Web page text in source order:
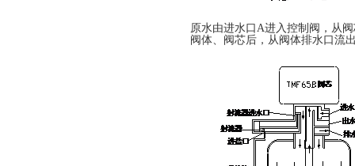
原水由进水口A进入控制阀，从
阀体、阀芯后，从阀体排水口流